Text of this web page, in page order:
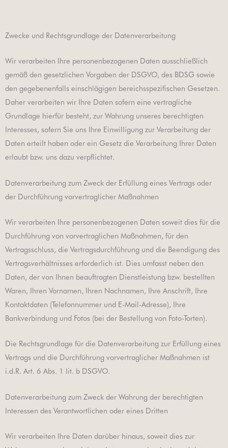
Zwecke und Rechtsgrundlage der Datenverarbeitung
Wir verarbeiten Ihre personenbezogenen Daten ausschließlich
gemäß den gesetzlichen Vorgaben der DSGVO, des BDSG sowie
den gegebenenfalls einschlägigen bereichsspezifischen Gesetzen.
Daher verarbeiten wir Ihre Daten sofern eine vertragliche
Grundlage hierfür besteht, zur Wahrung unseres berechtigten
Interesses, sofern Sie uns Ihre Einwilligung zur Verarbeitung der
Daten erteilt haben oder ein Gesetz die Verarbeitung Ihrer Daten
erlaubt bzw. uns dazu verpflichtet.
Datenverarbeitung zum Zweck der Erfüllung eines Vertrags oder
der Durchführung vorvertraglicher Maßnahmen
Wir verarbeiten Ihre personenbezogenen Daten soweit dies für die
Durchführung von vorvertraglichen Maßnahmen, für den
Vertragsschluss, die Vertragsdurchführung und die Beendigung des
Vertragsverhältnisses erforderlich ist. Dies umfasst neben den
Daten, der von Ihnen beauftragten Dienstleistung bzw. bestellten
Waren, Ihren Vornamen, Ihren Nachnamen, Ihre Anschrift, Ihre
Kontaktdaten (Telefonnummer und E-Mail-Adresse), Ihre
Bankverbindung und Fotos (bei der Bestellung von Foto-Torten).
Die Rechtsgrundlage für die Datenverarbeitung zur Erfüllung eines
Vertrags und die Durchführung vorvertraglicher Maßnahmen ist
i.d.R. Art. 6 Abs. 1 lit. b DSGVO.
Datenverarbeitung zum Zweck der Wahrung der berechtigten
Interessen des Verantwortlichen oder eines Dritten
Wir verarbeiten Ihre Daten darüber hinaus, soweit dies zur